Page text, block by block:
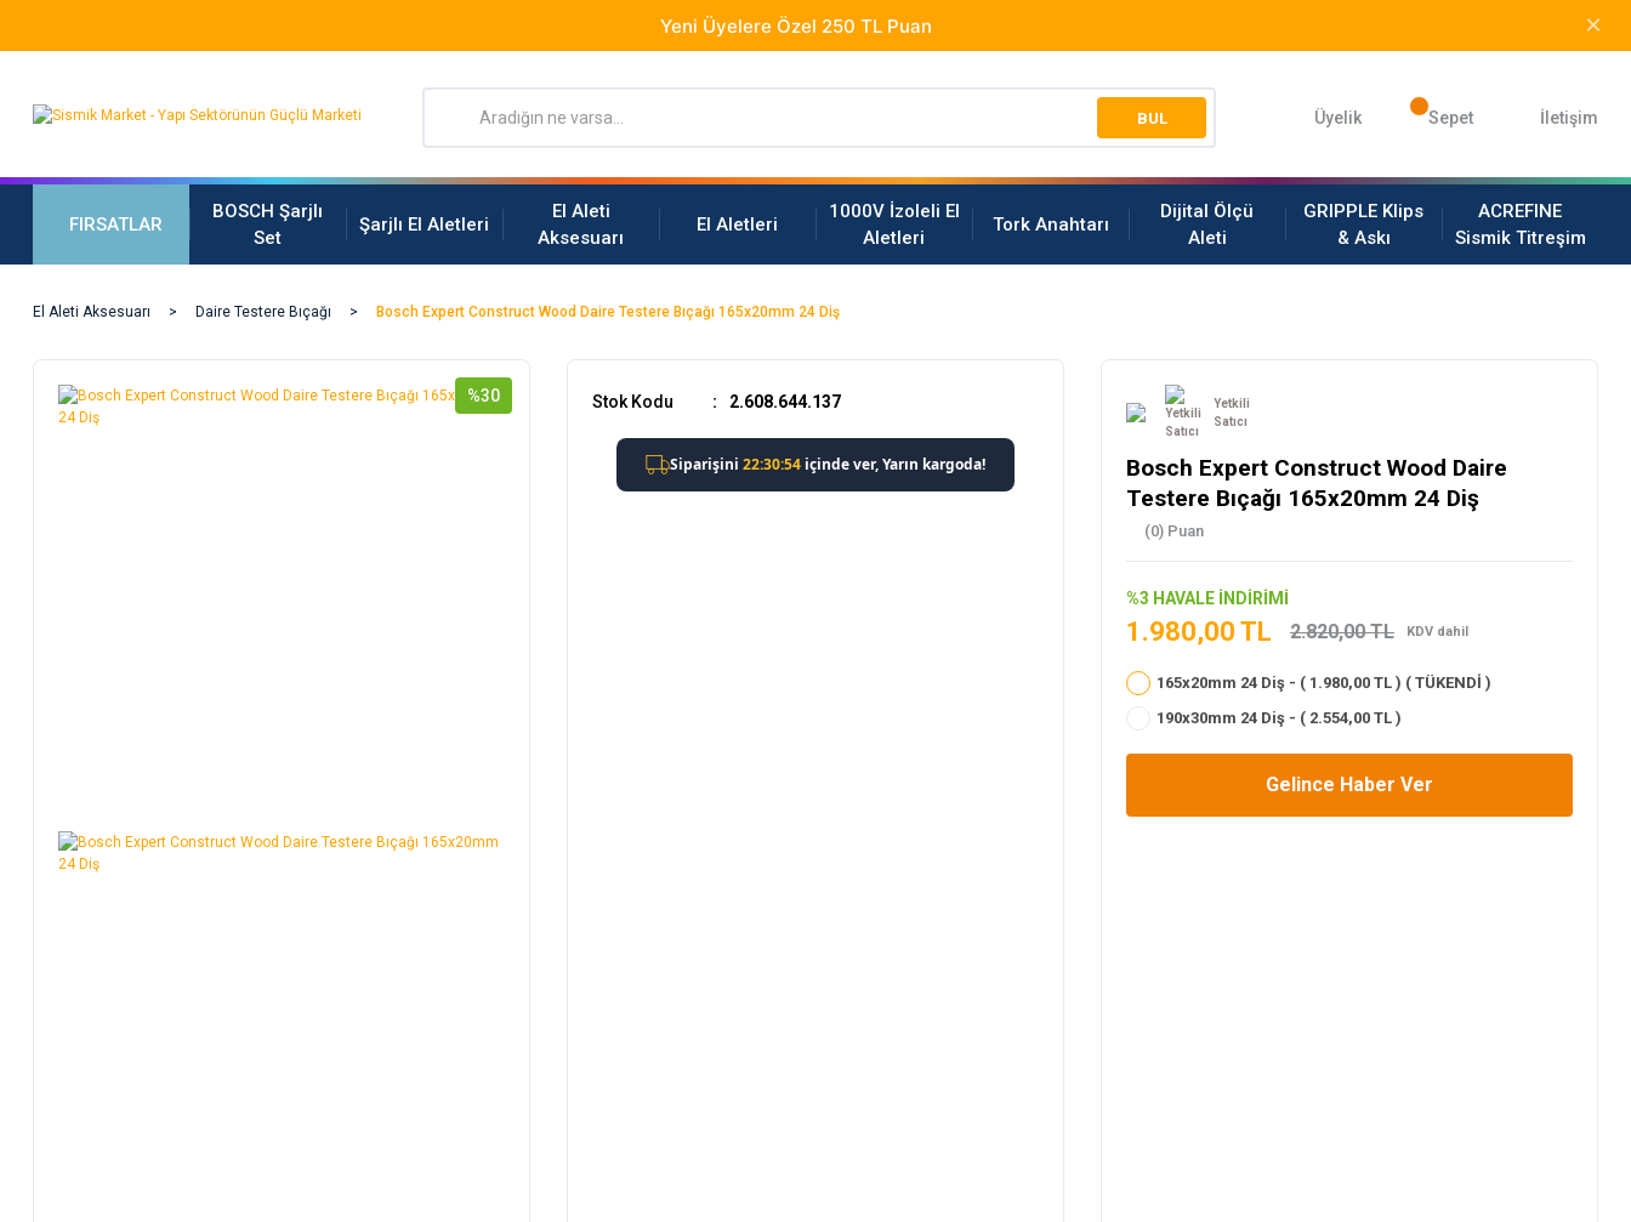
BUL Üyelik Sepet İletişim
FIRSATLAR
BOSCH Şarjlı
Set
Şarjlı El Aletleri
El Aleti
Aksesuarı
El Aletleri
1000V İzoleli El
Aletleri
Tork Anahtarı
Dijital Ölçü
Aleti
GRIPPLE Klips
& Askı
ACREFINE
Sismik Titreşim
El Aleti Aksesuarı Daire Testere Bıçağı Bosch Expert Construct Wood Daire Testere Bıçağı 165x20mm 24 Diş
%30 Stok Kodu 2.608.644.137
Yetkili
Satıcı
Bosch Expert Construct Wood Daire
Testere Bıçağı 165x20mm 24 Diş
(0) Puan
%3 HAVALE İNDİRİMİ
1.980,00 TL 2.820,00 TL KDV dahil
165x20mm 24 Diş - ( 1.980,00 TL ) ( TÜKENDİ )
190x30mm 24 Diş - ( 2.554,00 TL )
Gelince Haber Ver